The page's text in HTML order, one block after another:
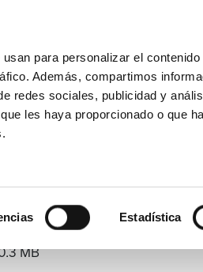
para personalizar el
Además, compartimos
redes sociales, publicidad y
les haya proporcionado o que
Estadística
MB